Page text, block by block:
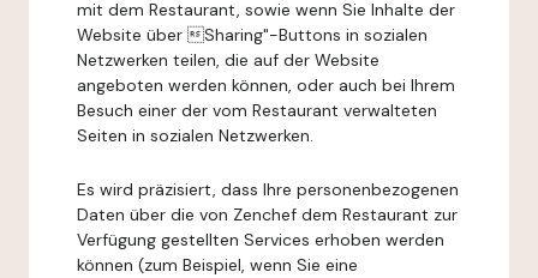
mit dem Restaurant, sowie wenn Sie Inhalte der
Website über Sharing"-Buttons in sozialen
Netzwerken teilen, die auf der Website
angeboten werden können, oder auch bei Ihrem
Besuch einer der vom Restaurant verwalteten
Seiten in sozialen Netzwerken.
Es wird präzisiert, dass Ihre personenbezogenen
Daten über die von Zenchef dem Restaurant zur
Verfügung gestellten Services erhoben werden
können (zum Beispiel, wenn Sie eine